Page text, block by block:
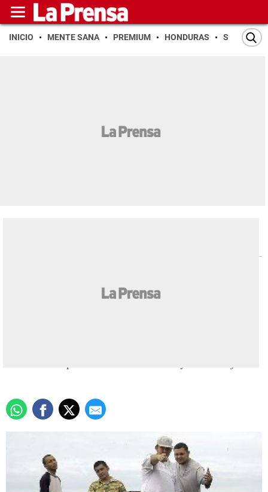
INICIO MENTE SANA PREMIUM HONDURAS SAN PEDRO
Peligro evidente